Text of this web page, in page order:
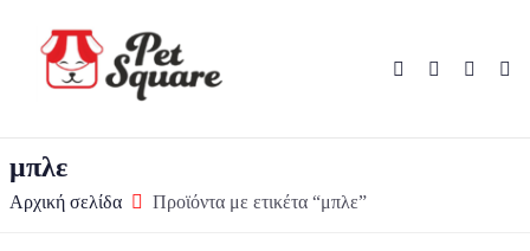
μπλε
Αρχική σελίδα Προϊόντα με ετικέτα “μπλε”